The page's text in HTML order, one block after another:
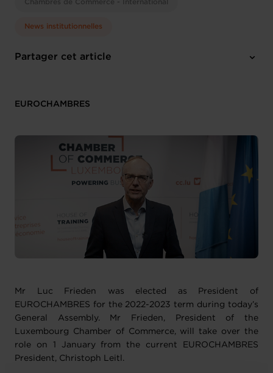
Chambres de Commerce - International
News institutionnelles
Partager cet article
EUROCHAMBRES
Mr Luc Frieden was elected as President of
EUROCHAMBRES for the 2022-2023 term during today’s
General Assembly. Mr Frieden, President of the
Luxembourg Chamber of Commerce, will take over the
role on 1 January from the current EUROCHAMBRES
President, Christoph Leitl.